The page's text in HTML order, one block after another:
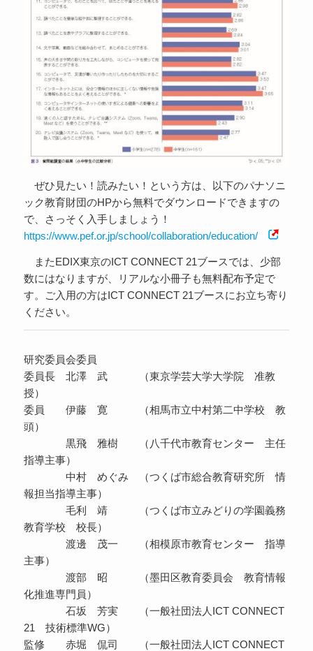
ぜひ見たい！読みたい！という方は、以下のパナソニ
ック教育財団のHPから無料でダウンロードできますの
で、さっそく入手しましょう！
https://www.pef.or.jp/school/collaboration/education/
またEDIX東京のICT CONNECT 21ブースでは、少部
数にはなりますが、リアルな小冊子も無料配布予定で
す。ご入用の方はICT CONNECT 21ブースにお立ち寄り
ください。
研究委員会委員
委員長 北澤 武 （東京学芸大学大学院 准教
授）
委員 伊藤 寛 （相馬市立中村第二中学校 教
頭）
黒飛 雅樹 （八千代市教育センター 主任
指導主事）
中村 めぐみ （つくば市総合教育研究所 情
報担当指導主事）
毛利 靖 （つくば市立みどりの学園義務
教育学校 校長）
渡邊 茂一 （相模原市教育センター 指導
主事）
渡部 昭 （墨田区教育委員会 教育情報
化推進専門員）
石坂 芳実 （一般社団法人ICT CONNECT
21 技術標準WG）
監修 赤堀 侃司 （一般社団法人ICT CONNECT